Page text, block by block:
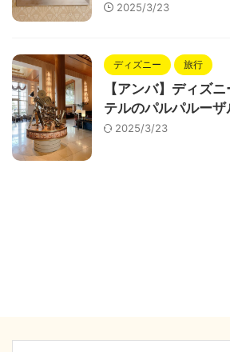
2025/3/23
ディズニー 旅行
【アンバ】ディズ
テルのパルパルー
2025/3/23